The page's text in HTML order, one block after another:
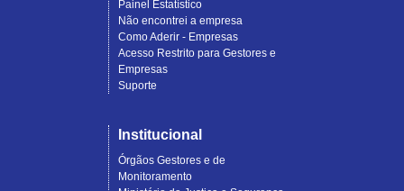
Painel Estatístico
Não encontrei a empresa
Como Aderir - Empresas
Acesso Restrito para Gestores e
Empresas
Suporte
Institucional
Órgãos Gestores e de
Monitoramento